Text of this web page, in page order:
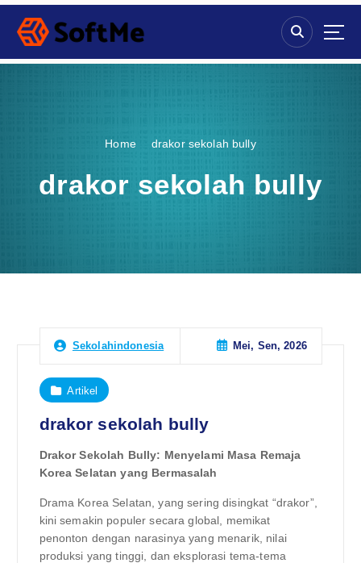
S
p
Home drakor sekolah bully
drakor sekolah bully
Sekolahindonesia Mei, Sen, 2026
Artikel
drakor sekolah bully
Drakor Sekolah Bully: Menyelami Masa Remaja
Korea Selatan yang Bermasalah
Drama Korea Selatan, yang sering disingkat “drakor”,
kini semakin populer secara global, memikat
penonton dengan narasinya yang menarik, nilai
produksi yang tinggi, dan eksplorasi tema-tema